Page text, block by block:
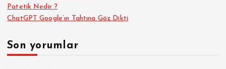
Patetik Nedir ?
ChatGPT Google’ın Tahtına Göz Dikti
Son yorumlar